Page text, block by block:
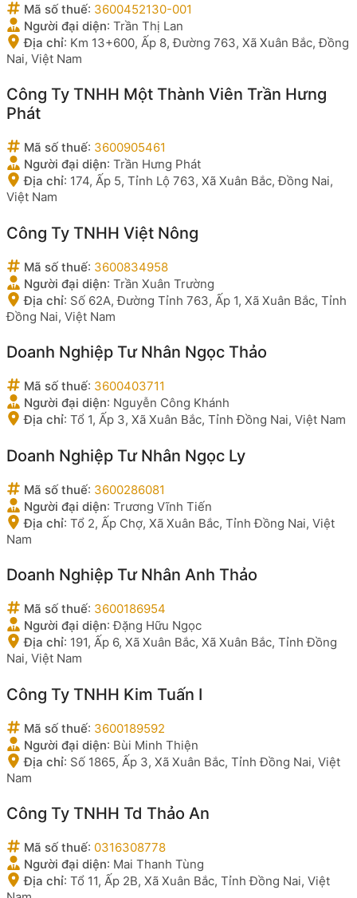
Mã số thuế: 3600452130-001
Người đại diện: Trần Thị Lan
Địa chỉ: Km 13+600, Ấp 8, Đường 763, Xã Xuân Bắc, Đồng
Nai, Việt Nam
Công Ty TNHH Một Thành Viên Trần Hưng
Phát
Mã số thuế: 3600905461
Người đại diện: Trần Hưng Phát
Địa chỉ: 174, Ấp 5, Tỉnh Lộ 763, Xã Xuân Bắc, Đồng Nai,
Việt Nam
Công Ty TNHH Việt Nông
Mã số thuế: 3600834958
Người đại diện: Trần Xuân Trường
Địa chỉ: Số 62A, Đường Tỉnh 763, Ấp 1, Xã Xuân Bắc, Tỉnh
Đồng Nai, Việt Nam
Doanh Nghiệp Tư Nhân Ngọc Thảo
Mã số thuế: 3600403711
Người đại diện: Nguyễn Công Khánh
Địa chỉ: Tổ 1, Ấp 3, Xã Xuân Bắc, Tỉnh Đồng Nai, Việt Nam
Doanh Nghiệp Tư Nhân Ngọc Ly
Mã số thuế: 3600286081
Người đại diện: Trương Vĩnh Tiến
Địa chỉ: Tổ 2, Ấp Chợ, Xã Xuân Bắc, Tỉnh Đồng Nai, Việt
Nam
Doanh Nghiệp Tư Nhân Anh Thảo
Mã số thuế: 3600186954
Người đại diện:Đặng Hữu Ngọc
Địa chỉ: 191, Ấp 6, Xã Xuân Bắc, Xã Xuân Bắc, Tỉnh Đồng
Nai, Việt Nam
Công Ty TNHH Kim Tuấn I
Mã số thuế: 3600189592
Người đại diện: Bùi Minh Thiện
Địa chỉ: Số 1865, Ấp 3, Xã Xuân Bắc, Tỉnh Đồng Nai, Việt
Nam
Công Ty TNHH Td Thảo An
Mã số thuế: 0316308778
Người đại diện: Mai Thanh Tùng
Địa chỉ: Tổ 11, Ấp 2B, Xã Xuân Bắc, Tỉnh Đồng Nai, Việt